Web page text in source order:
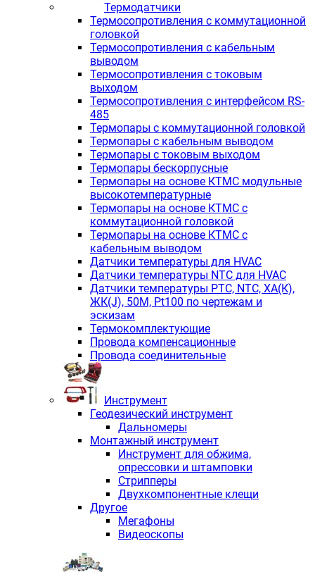
Термодатчики
Термосопротивления с коммутационной
головкой
Термосопротивления с кабельным
выводом
Термосопротивления с токовым
выходом
Термосопротивления с интерфейсом RS-
485
Термопары с коммутационной головкой
Термопары с кабельным выводом
Термопары с токовым выходом
Термопары бескорпусные
Термопары на основе КТМС модульные
высокотемпературные
Термопары на основе КТМС с
коммутационной головкой
Термопары на основе КТМС с
кабельным выводом
Датчики температуры для HVAC
Датчики температуры NTC для HVAC
Датчики температуры PTС, NTC, ХА(К),
ЖК(J), 50М, Pt100 по чертежам и
эскизам
Термокомплектующие
Провода компенсационные
Провода соединительные
Инструмент
Геодезический инструмент
Дальномеры
Монтажный инструмент
Инструмент для обжима,
опрессовки и штамповки
Стрипперы
Двухкомпонентные клещи
Другое
Мегафоны
Видеоскопы